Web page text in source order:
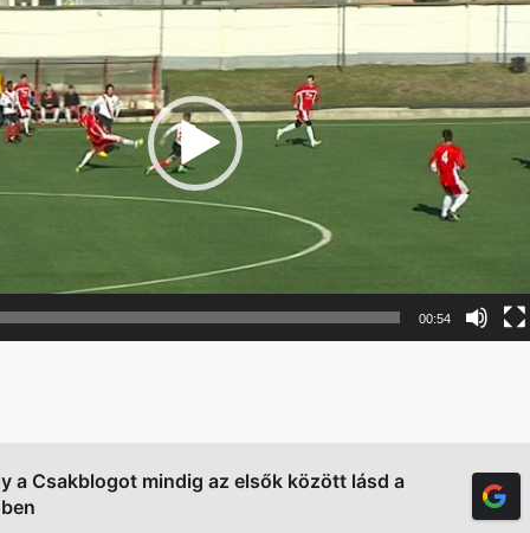
00:54
a Csakblogot mindig az elsők között lásd a